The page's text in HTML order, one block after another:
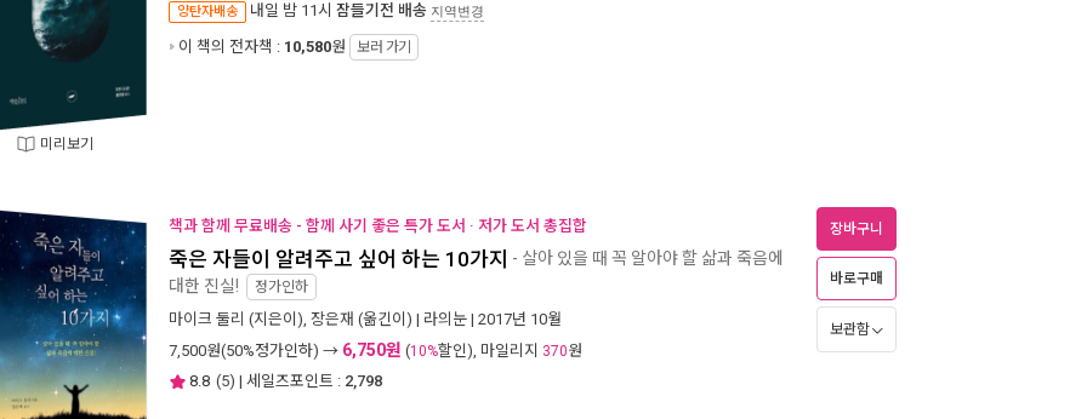
미리보기
양탄자배송 내일 밤 11시 잠들기전 배송 지역변경
이 책의 전자책 : 10,580원 보러 가기
책과 함께 무료배송 - 함께 사기 좋은 특가 도서 · 저가 도서 총집합
죽은 자들이 알려주고 싶어 하는 10가지 - 살아 있을 때 꼭 알아야 할 삶과 죽음에
대한 진실! 정가인하
마이크 둘리 (지은이), 장은재 (옮긴이) | 라의눈 | 2017년 10월
7,500원(50%정가인하) → 6,750원 (10%할인), 마일리지 370원
8.8 (5) | 세일즈포인트 : 2,798
장바구니
바로구매
보관함